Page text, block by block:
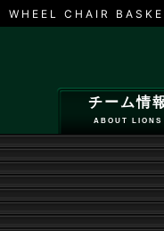
WHEEL CHAIR
チーム情
ABOUT LIONS